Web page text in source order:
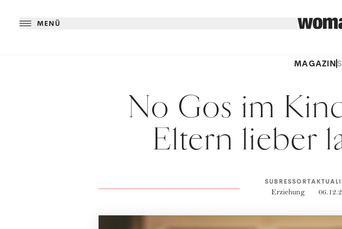
MENÜ
MAGAZIN
No Gos im
Eltern lieber
SUBRESSORT
Erziehung